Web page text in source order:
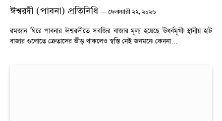
ঈশ্বরদী (পাবনা) প্রতিনিধি ফেব্রুয়ারী ২২, ২০২৬
রমজান ঘিরে পাবনার ঈশ্বরদীতে সবজির বাজার মূল্য হয়েছে ঊর্ধ্বমূখী৷ স্থানীয় হাট
বাজার গুলোতে ক্রেতাদের ভীড় থাকলেও স্বস্তি নেই জনমনে৷ কেননা…